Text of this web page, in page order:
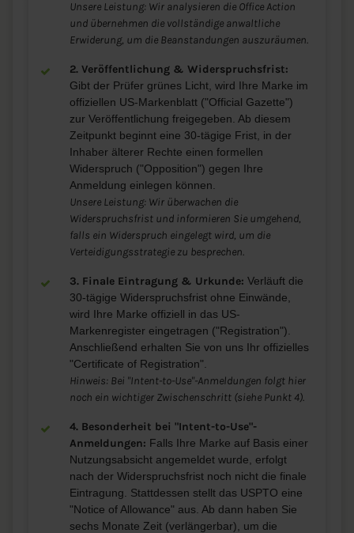
Unsere Leistung: Wir analysieren die Office Action
und übernehmen die vollständige anwaltliche
Erwiderung, um die Beanstandungen auszuräumen.
2. Veröffentlichung & Widerspruchsfrist:
Gibt der Prüfer grünes Licht, wird Ihre Marke im
offiziellen US-Markenblatt ("Official Gazette")
zur Veröffentlichung freigegeben. Ab diesem
Zeitpunkt beginnt eine 30-tägige Frist, in der
Inhaber älterer Rechte einen formellen
Widerspruch ("Opposition") gegen Ihre
Anmeldung einlegen können.
Unsere Leistung: Wir überwachen die
Widerspruchsfrist und informieren Sie umgehend,
falls ein Widerspruch eingelegt wird, um die
Verteidigungsstrategie zu besprechen.
3. Finale Eintragung & Urkunde: Verläuft die
30-tägige Widerspruchsfrist ohne Einwände,
wird Ihre Marke offiziell in das US-
Markenregister eingetragen ("Registration").
Anschließend erhalten Sie von uns Ihr offizielles
"Certificate of Registration".
Hinweis: Bei "Intent-to-Use"-Anmeldungen folgt hier
noch ein wichtiger Zwischenschritt (siehe Punkt 4).
4. Besonderheit bei "Intent-to-Use"-
Anmeldungen: Falls Ihre Marke auf Basis einer
Nutzungsabsicht angemeldet wurde, erfolgt
nach der Widerspruchsfrist noch nicht die finale
Eintragung. Stattdessen stellt das USPTO eine
"Notice of Allowance" aus. Ab dann haben Sie
sechs Monate Zeit (verlängerbar), um die